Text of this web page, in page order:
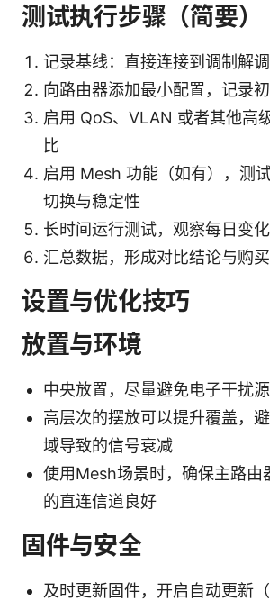
测试执行步骤（简要）
记录基线：直接连接到调制解
向路由器添加最小配置，记录
启用 QoS、VLAN 或者其他高
比
启用 Mesh 功能（如有），测
切换与稳定性
长时间运行测试，观察每日变
汇总数据，形成对比结论与购
设置与优化技巧
放置与环境
中央放置，尽量避免电子干扰
高层次的摆放可以提升覆盖，
域导致的信号衰减
使用Mesh场景时，确保主路由
的直连信道良好
固件与安全
及时更新固件，开启自动更新（